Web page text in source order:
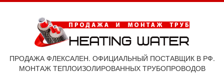
ПРОДАЖА ФЛЕКСАЛЕН. ОФИЦИАЛЬНЫЙ ПОСТАВЩИК В РФ.
МОНТАЖ ТЕПЛОИЗОЛИРОВАННЫХ ТРУБОПРОВОДОВ